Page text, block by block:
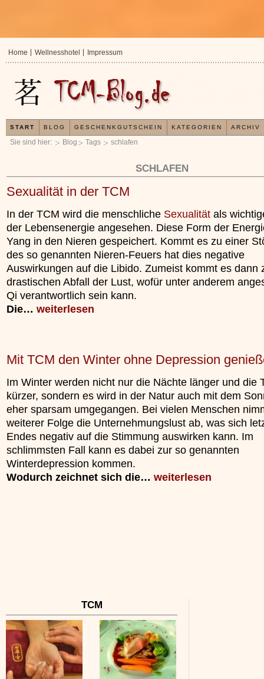
Sie sind hier: Blog Tags schlafen
SCHLAFEN
Sexualität in der TCM
In der TCM wird die menschliche Sexualität als
der Lebensenergie angesehen. Diese Form der
Yang in den Nieren gespeichert. Kommt es zu einer
des so genannten Nieren-Feuers hat dies negative
Auswirkungen auf die Libido. Zumeist kommt es dann
drastischen Abfall der Lust, wofür unter anderem
Qi verantwortlich sein kann.
Die… weiterlesen
Mit TCM den Winter ohne Depression
Im Winter werden nicht nur die Nächte länger und die
kürzer, sondern es wird in der Natur auch mit dem
eher sparsam umgegangen. Bei vielen Menschen
weiterer Folge die Unternehmungslust ab, was sich
Endes negativ auf die Stimmung auswirken kann. Im
schlimmsten Fall kann es dabei zur so genannten
Winterdepression kommen.
Wodurch zeichnet sich die… weiterlesen
TCM
In der TCM sind
Organismus einem
unterliegt.
»»»
Home Wellnesshotel Impressum
START BLOG GESCHENKGUTSCHEIN KATEGORIEN ARCHIV